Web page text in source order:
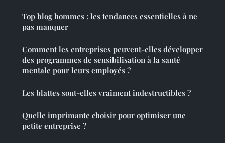
Top blog hommes : les tendances essentielles à ne
pas manquer
Comment les entreprises peuvent-elles développer
des programmes de sensibilisation à la santé
mentale pour leurs employés ?
Les blattes sont-elles vraiment indestructibles ?
Quelle imprimante choisir pour optimiser une
petite entreprise ?